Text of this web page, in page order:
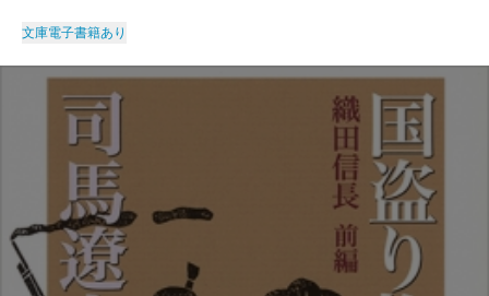
文庫電子書籍あり